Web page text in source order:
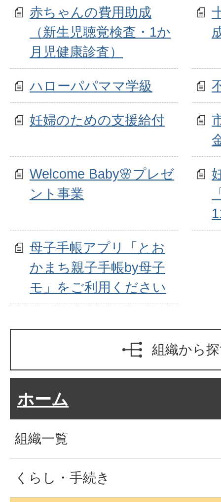
赤ちゃんの費用助成
（新生児聴覚検査・1か
月児健康診査）
ハローパパママ学級
妊婦のための支援給付
Welcome Baby🌸プレゼ
ント事業
母子手帳アプリ「とお
かまち親子手帳by母子
モ」をご利用ください
組織から
ホーム
組織一覧
くらし・手続き